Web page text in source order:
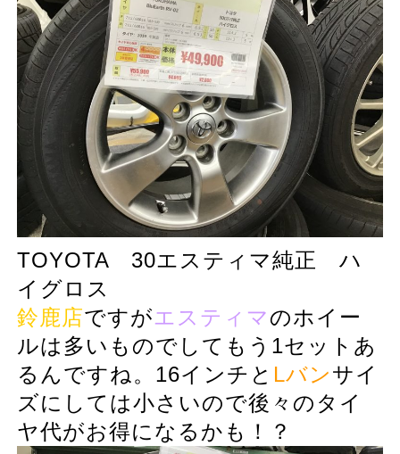
TOYOTA 30エスティマ純正 ハ
イグロス
鈴鹿店ですがエスティマのホイー
ルは多いものでしてもう1セットあ
るんですね。16インチと Lバンサイ
ズにしては小さいので後々のタイ
ヤ代がお得になるかも！？